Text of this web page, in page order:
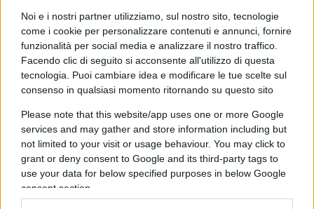
Noi e i nostri partner utilizziamo, sul nostro sito, tecnologie
come i cookie per personalizzare contenuti e annunci, fornire
funzionalità per social media e analizzare il nostro traffico.
Facendo clic di seguito si acconsente all'utilizzo di questa
tecnologia. Puoi cambiare idea e modificare le tue scelte sul
consenso in qualsiasi momento ritornando su questo sito
Please note that this website/app uses one or more Google
services and may gather and store information including but
not limited to your visit or usage behaviour. You may click to
grant or deny consent to Google and its third-party tags to
use your data for below specified purposes in below Google
consent section.
Popolare,
anche con la forza, se fosse
necessario.
Fidarsi ma non troppo
Il colloquio Biden-Xi rappresenta il seguito di un
semplice impegno che Biden ha preso
pubblicamente dopo aver incontrato Xi a
Woodside, in California, lo scorso autunno.
L’impegno prevede che, andando avanti nel